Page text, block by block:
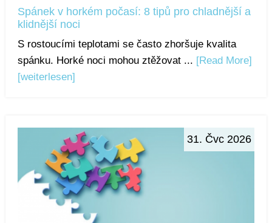
Spánek v horkém počasí: 8 tipů pro chladnější a
klidnější noci
S rostoucími teplotami se často zhoršuje kvalita
spánku. Horké noci mohou ztěžovat ... [Read More]
[weiterlesen]
31. Čvc 2026